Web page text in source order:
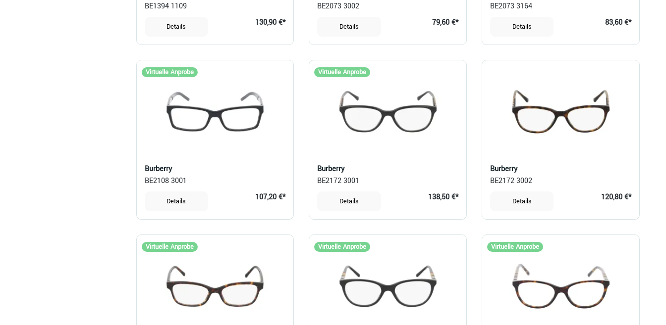
BE1394 1109
Details 130,90 €*
BE2073 3002
Details 79,60 €*
BE2073 3164
Details 83,60 €*
Virtuelle Anprobe
Burberry
BE2108 3001
Details 107,20 €*
Virtuelle Anprobe
Burberry
BE2172 3001
Details 138,50 €*
Burberry
BE2172 3002
Details 120,80 €*
Virtuelle Anprobe Virtuelle Anprobe Virtuelle Anprobe